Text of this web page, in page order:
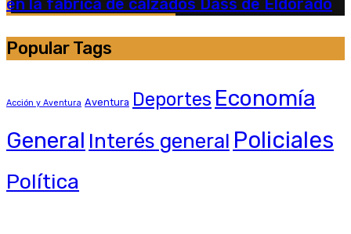
en la fábrica de calzados Dass de Eldorado
Popular Tags
Acción y Aventura Aventura Deportes Economía
General Interés general Policiales
Política